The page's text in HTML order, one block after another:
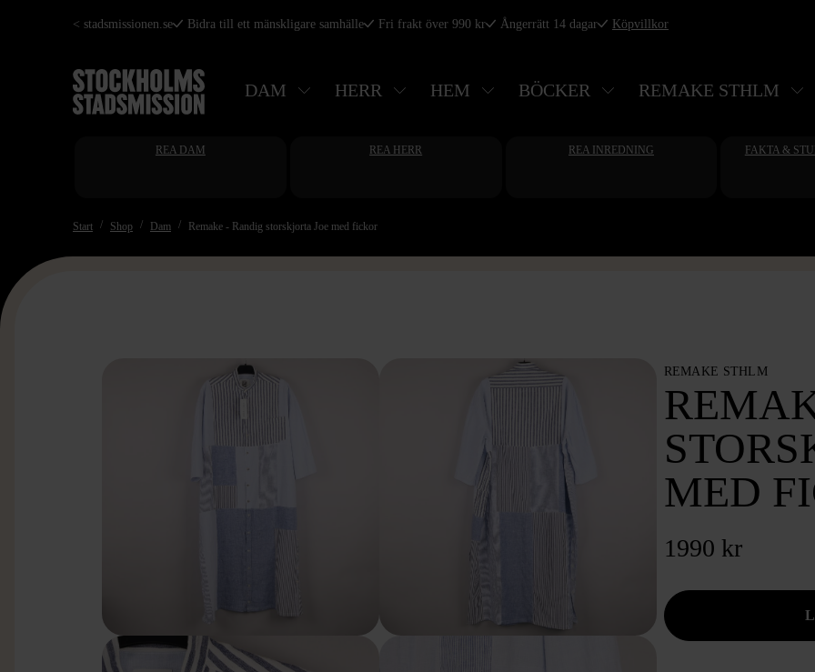
Hoppa
huvudinnehåll
< stadsmissionen.se Bidra till ett mänskligare samhälle Fri frakt över 990 kr Ångerrätt 14 dagar Köpvillkor
DAM HERR HEM BÖCKER REMAKE STHLM
REA DAM REA HERR REA INREDNING FAKTA &
Start Shop Dam Remake - Randig storskjorta Joe med fickor
REMAKE STHLM
MED
1990 kr